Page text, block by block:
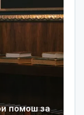
помош за